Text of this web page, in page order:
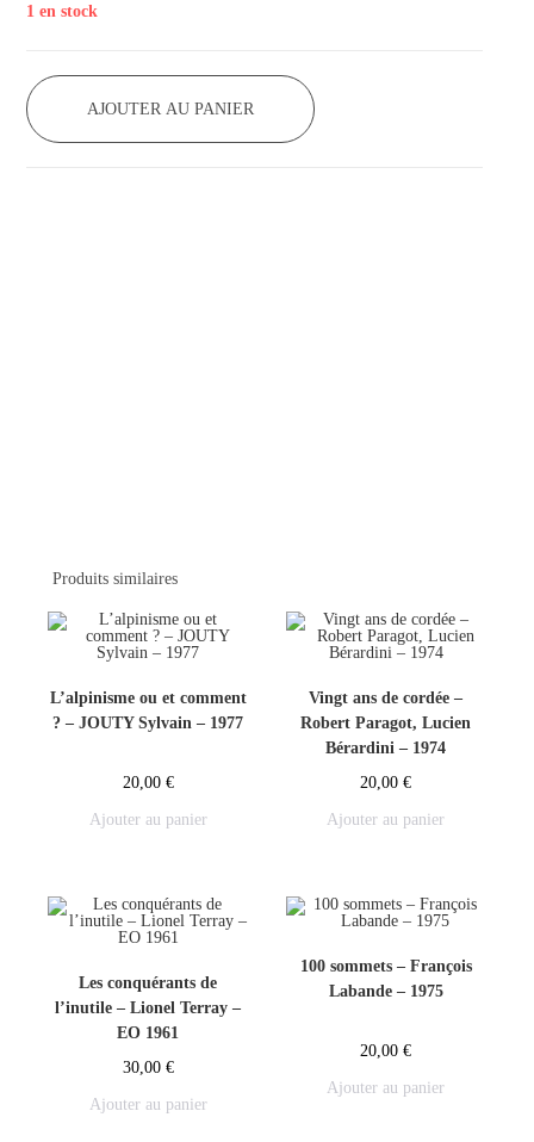
1 en stock
AJOUTER AU PANIER
Produits similaires
L’alpinisme ou et comment
? – JOUTY Sylvain – 1977
20,00 €
Ajouter au panier
Vingt ans de cordée –
Robert Paragot, Lucien
Bérardini – 1974
20,00€
Ajouter au panier
Les conquérants de
l’inutile – Lionel Terray –
EO 1961
30,00 €
Ajouter au panier
100 sommets – François
Labande – 1975
20,00€
Ajouter au panier